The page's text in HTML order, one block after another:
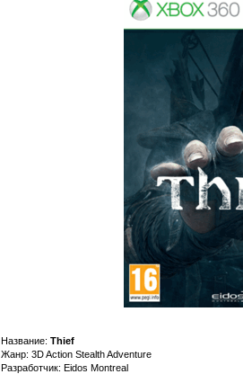
Название: Thief
Жанр: 3D Action Stealth Adventure
Разработчик: Eidos Montreal